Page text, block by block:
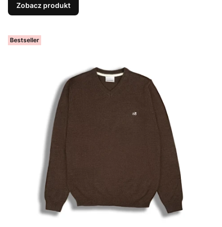
Zobacz produkt
Bestseller